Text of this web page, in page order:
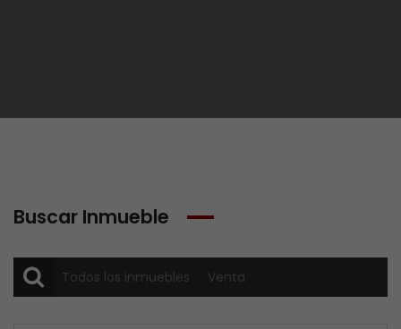
Buscar Inmueble
Todos los inmuebles Venta